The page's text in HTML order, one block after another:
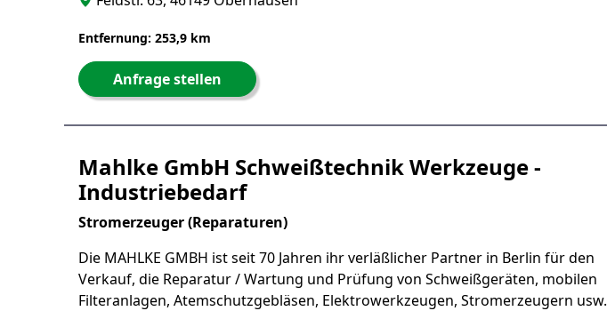
Entfernung: 253,9 km
Anfrage stellen
Mahlke GmbH Schweißtechnik Werkzeuge -
Industriebedarf
Stromerzeuger (Reparaturen)
Die MAHLKE GMBH ist seit 70 Jahren ihr verläßlicher Partner in Berlin für den
Verkauf, die Reparatur / Wartung und Prüfung von Schweißgeräten, mobilen
Filteranlagen, Atemschutzgebläsen, Elektrowerkzeugen, Stromerzeugern usw.